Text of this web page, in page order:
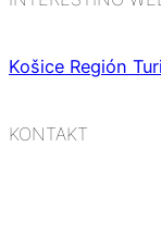
Košice Región
KONTAKT